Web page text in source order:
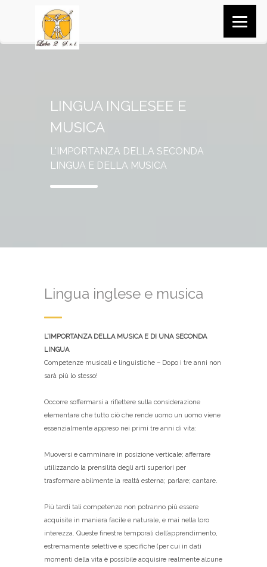
LINGUA INGLESEE E
MUSICA
L'IMPORTANZA DELLA SECONDA
LINGUA E DELLA MUSICA
Lingua inglese e musica
L’IMPORTANZA DELLA MUSICA E DI UNA SECONDA
LINGUA
Competenze musicali e linguistiche – Dopo i tre anni non
sarà più lo stesso!
Occorre soffermarsi a riflettere sulla considerazione
elementare che tutto ciò che rende uomo un uomo viene
essenzialmente appreso nei primi tre anni di vita:
Muoversi e camminare in posizione verticale; afferrare
utilizzando la prensilità degli arti superiori per
trasformare abilmente la realtà esterna; parlare; cantare.
Più tardi tali competenze non potranno più essere
acquisite in maniera facile e naturale, e mai nella loro
interezza. Queste finestre temporali dell’apprendimento,
estremamente selettive e specifiche (per cui in dati
momenti della vita è possibile acquisire realmente alcune